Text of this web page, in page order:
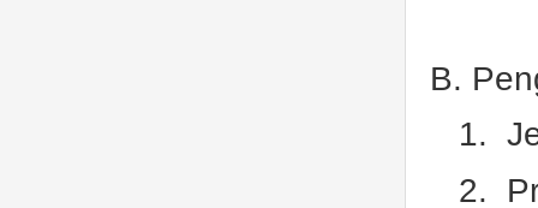
B.
1.
2.